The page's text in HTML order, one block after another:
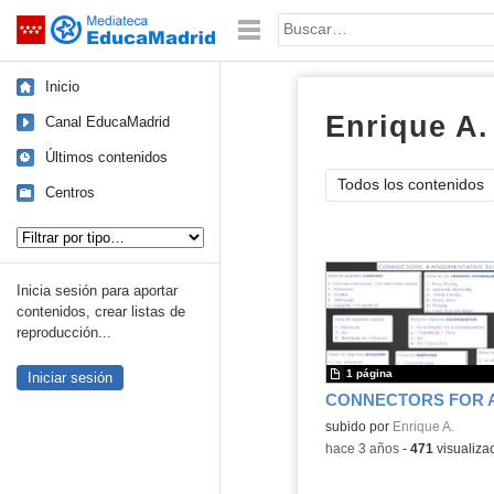
Saltar navegación Palabra o frase:
Inicio
Canal EducaMadrid
Últimos contenidos
Centros
Inicia sesión para aportar
contenidos, crear listas de
reproducción...
Iniciar sesión
Enrique A.
Todos los contenidos
Contenido educativo.
subido por Enrique A.
1 página
-hace 3 años- 471